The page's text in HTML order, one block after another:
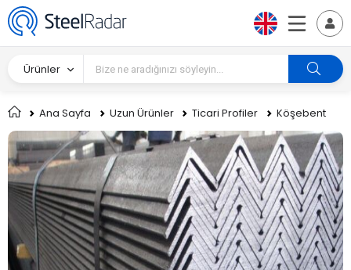
Ürünler
Ana Sayfa Uzun Ürünler Ticari Profiler Köşebent